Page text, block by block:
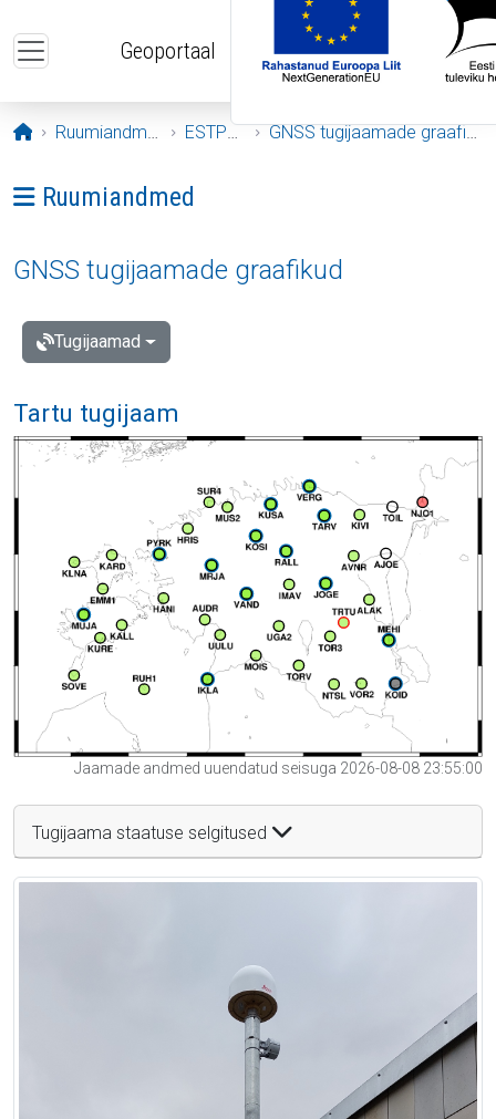
Geoportaal
Avaleht
Ruumiandmed ESTPOS GNSS tugijaamade graafikud
Ava menüü: Ruumiandmed
Ruumiandmed
GNSS tugijaamade graafikud
Tugijaamad
Tartu tugijaam
Jaamade andmed uuendatud seisuga 2026-08-08 23:55:00
Tugijaama staatuse selgitused